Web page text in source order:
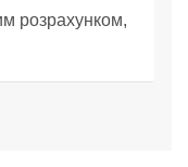
розрахунком,